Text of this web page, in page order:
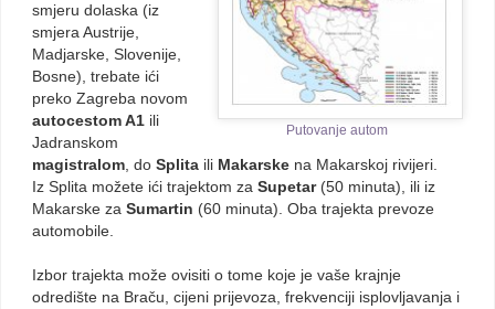
Putovanje autom
smjeru dolaska (iz
smjera Austrije,
Madjarske, Slovenije,
Bosne), trebate ići
preko Zagreba novom
autocestom A1 ili
Jadranskom
magistralom, do Splita ili Makarske na Makarskoj rivijeri.
Iz Splita možete ići trajektom za Supetar(50 minuta), ili iz
Makarske za Sumartin (60 minuta). Oba trajekta prevoze
automobile.
Izbor trajekta može ovisiti o tome koje je vaše krajnje
odredište na Braču, cijeni prijevoza, frekvenciji isplovljavanja i